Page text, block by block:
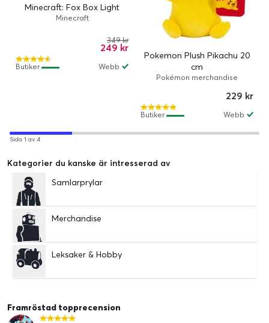
Minecraft: Fox Box Light
Minecraft
249 kr
349 kr
Webb
Butiker
Pokemon Plush Pikachu 20
cm
Pokémon merchandise
229 kr
Webb
Butiker
Sida 1 av 4
Kategorier du kanske är intresserad av
Samlarprylar
Merchandise
Leksaker & Hobby
Framröstad topprecension